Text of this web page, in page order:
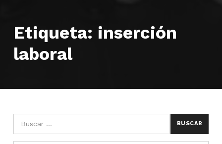
Etiqueta: inserción
laboral
Búsqueda para:
CATEGORÍAS
Categorías